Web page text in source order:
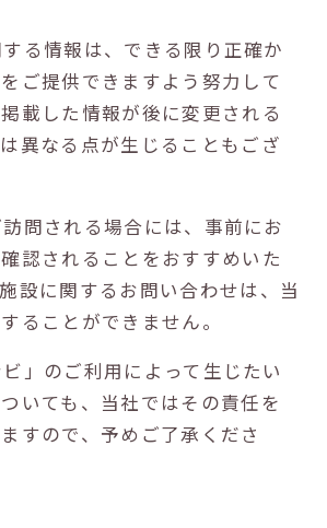
る情報は、できる限り正確か
ご提供できますよう努力して
載した情報が後に変更される
異なる点が生じることもござ
問される場合には、事前にお
認されることをおすすめいた
設に関するお問い合わせは、当
ることができません。
」のご利用によって生じたい
いても、当社ではその責任を
すので、予めご了承くださ